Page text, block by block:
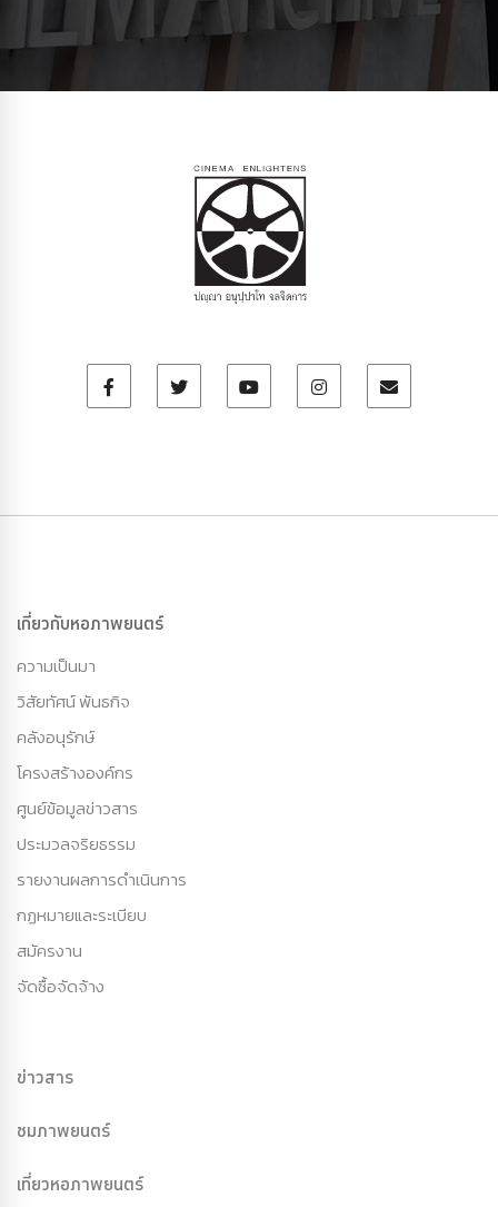
เกี่ยวกับหอภาพยนตร์
ความเป็นมา
วิสัยทัศน์ พันธกิจ
คลังอนุรักษ์
โครงสร้างองค์กร
ศูนย์ข้อมูลข่าวสาร
ประมวลจริยธรรม
รายงานผลการดำเนินการ
กฏหมายและระเบียบ
สมัครงาน
จัดซื้อจัดจ้าง
ข่าวสาร
ชมภาพยนตร์
เที่ยวหอภาพยนตร์